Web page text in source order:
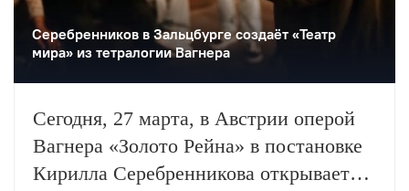
Серебренников в Зальцбурге создаёт «Театр
мира» из тетралогии Вагнера
Сегодня, 27 марта, в Австрии оперой
Вагнера «Золото Рейна» в постановке
Кирилла Серебренникова открывается